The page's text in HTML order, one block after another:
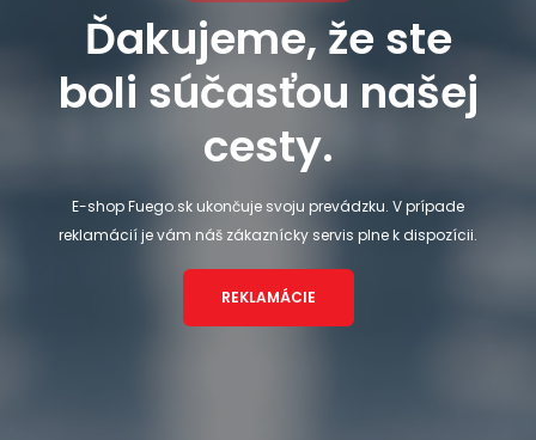
Ďakujeme, že ste
boli súčasťou našej
cesty.
E-shop Fuego.sk ukončuje svoju prevádzku. V prípade
reklamácií je vám náš zákaznícky servis plne k dispozícii.
REKLAMÁCIE